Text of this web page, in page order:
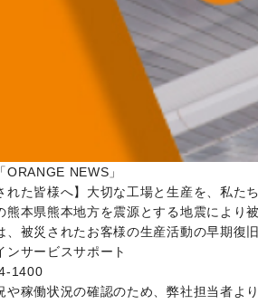
ORANGE NEWS」
れた皆様へ】大切な工場と生産を、私た
熊本県熊本地方を震源とする地震により
、被災されたお客様の生産活動の早期復
ンサービスサポート
1400
や稼働状況の確認のため、弊社担当者よ